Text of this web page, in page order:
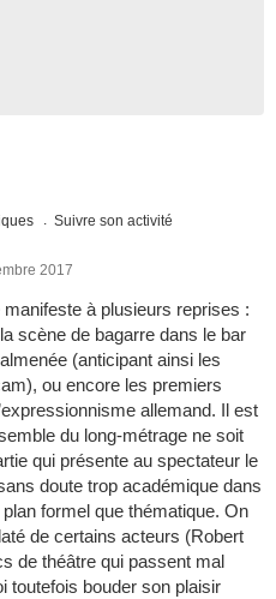
Suivre son activité
2017
à plusieurs reprises :
scène de bagarre dans le bar
(anticipant ainsi les
ou encore les premiers
allemand. Il est
du long-métrage ne soit
qui présente au spectateur le
doute trop académique dans
formel que thématique. On
de certains acteurs (Robert
de théâtre qui passent mal
toutefois bouder son plaisir